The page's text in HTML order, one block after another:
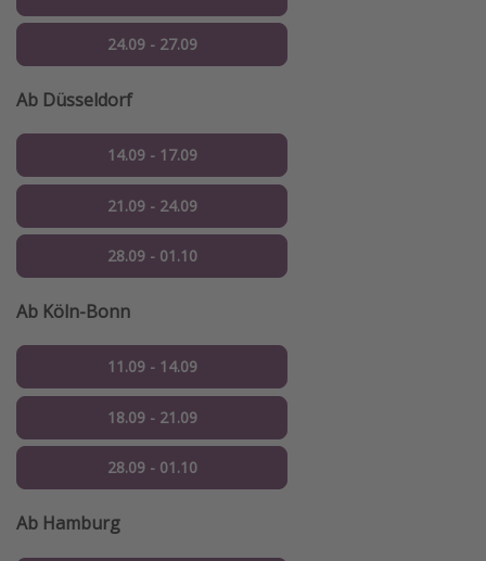
24.09 - 27.09
Ab Düsseldorf
14.09 - 17.09
21.09 - 24.09
28.09 - 01.10
Ab Köln-Bonn
11.09 - 14.09
18.09 - 21.09
28.09 - 01.10
Ab Hamburg